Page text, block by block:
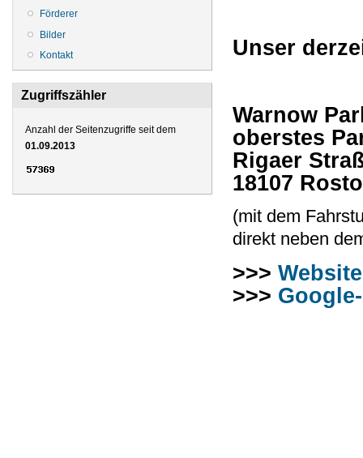
Förderer
Bilder
Kontakt
Zugriffszähler
Anzahl der Seitenzugriffe seit dem
01.09.2013
Unser
Warnow
oberstes
Rigaer
18107
(mit dem
direkt neben
>>> Website
>>>